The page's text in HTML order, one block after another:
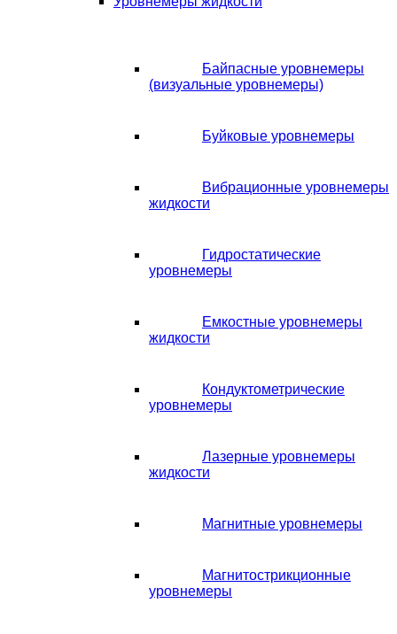
Байпасные уровнемеры
(визуальные уровнемеры)
Буйковые уровнемеры
Вибрационные уровнемеры
жидкости
Гидростатические
уровнемеры
Емкостные уровнемеры
жидкости
Кондуктометрические
уровнемеры
Лазерные уровнемеры
жидкости
Магнитные уровнемеры
Магнитострикционные
уровнемеры